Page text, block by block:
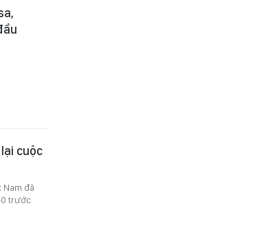
cuộc
đã
0 trước